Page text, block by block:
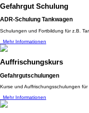
Gefahrgut Schulung
ADR-Schulung Tankwagen
Schulungen und Fortbildung für z.B.
Mehr Informationen
Auffrischungskurs
Gefahrgutschulungen
Kurse und Auffrischungsschulungen
Mehr Informationen